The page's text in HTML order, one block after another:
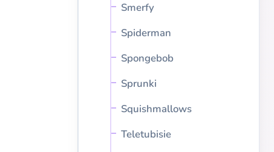
Smerfy
Spiderman
Spongebob
Sprunki
Squishmallows
Teletubisie